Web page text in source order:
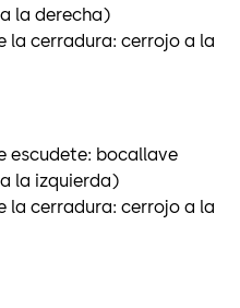
la derecha)
la cerradura: cerrojo a la
escudete: bocallave
la izquierda)
la cerradura: cerrojo a la